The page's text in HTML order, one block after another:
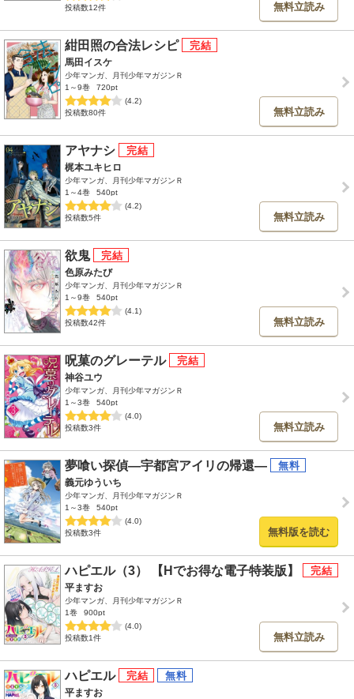
投稿数12件 無料立読み
紺田照の合法レシピ
馬田イスケ
少年マンガ、月刊少年マガジンＲ
1～9巻
720pt
(4.2)
投稿数80件
無料立読み
アヤナシ
梶本ユキヒロ
少年マンガ、月刊少年マガジンＲ
1～4巻
540pt
(4.2)
投稿数5件
無料立読み
欲鬼
色原みたび
少年マンガ、月刊少年マガジンＲ
1～9巻
540pt
(4.1)
投稿数42件
無料立読み
呪菓のグレーテル
神谷ユウ
少年マンガ、月刊少年マガジンＲ
1～3巻
540pt
(4.0)
投稿数3件
無料立読み
夢喰い探偵―宇都宮アイリの帰還―
義元ゆういち
少年マンガ、月刊少年マガジンＲ
1～3巻
540pt
(4.0)
投稿数3件
無料版を読む
ハピエル（3） 【Hでお得な電子特装版】
平ますお
少年マンガ、月刊少年マガジンＲ
1巻
900pt
(4.0)
投稿数1件
無料立読み
ハピエル
平ますお